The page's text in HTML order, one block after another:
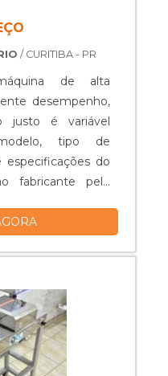
/ CURITIBA - PR
de alta
desempenho,
justo é variável
tipo de
especificações do
fabricante pelo
as
por
a enfardadora é
para facilitar as
alimentício. A